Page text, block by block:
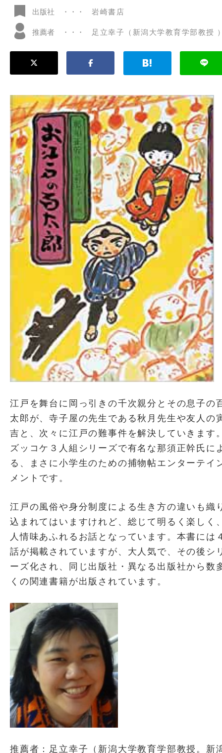
出版社
岩崎書店
推薦者 足立幸子（新潟大学教育学部教授
江戸を舞台に岡っ引きの千次親分とその息子の
太郎が、寺子屋の先生である秋月先生や友人の
吉と、次々に江戸の難事件を解決していきます
ズッコケ３人組シリーズで有名な那須正幹氏に
る、まさに小学生のための捕物帖エンターテイ
メントです。
江戸の風俗や身分制度による生き方の違いも織
込まれてはいますけれど、総じて明るく楽しく
人情味あふれるお話となっています。本書には
話が掲載されていますが、大人気で、その後シ
ーズ化され、同じ出版社・異なる出版社から数
くの関連書籍が出版されています。
推薦者：足立幸子（新潟大学教育学部教授。新